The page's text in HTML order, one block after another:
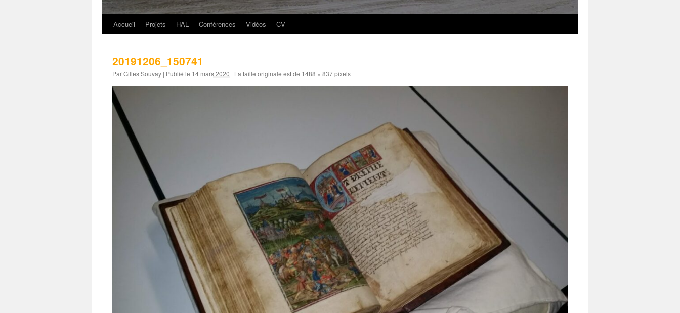
Accueil Projets HAL Conférences Vidéos CV
20191206_150741
ParGilles Souvay | Publié le 14 mars 2020 | La taille originale est de 1488 × 837pixels